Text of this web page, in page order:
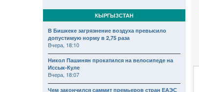
КЫРГЫЗСТАН
В Бишкеке загрязнение воздуха превысило
допустимую норму в 2,75 раза
Вчера, 18:10
Никол Пашинян прокатился на велосипеде на
Иссык-Куле
Вчера, 18:07
Чем закончился саммит премьеров стран ЕАЭС